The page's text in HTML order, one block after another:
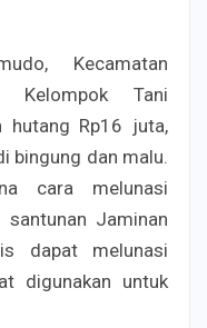
Kecamatan
Kelompok Tani
hutang Rp16 juta,
bingung dan malu.
cara melunasi
Jaminan
dapat melunasi
digunakan untuk